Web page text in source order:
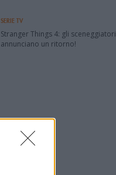
SERIE TV
Stranger Things 4: gli sceneggiatori
annunciano un ritorno!